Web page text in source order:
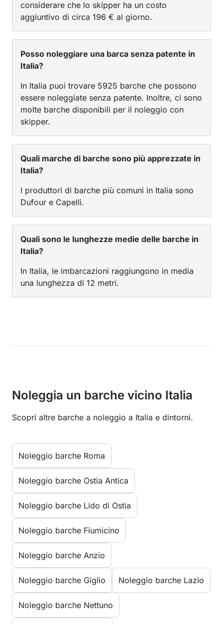
considerare che lo skipper ha un costo
aggiuntivo di circa 196 € al giorno.
Posso noleggiare una barca senza patente in
Italia?
In Italia puoi trovare 5925 barche che possono
essere noleggiate senza patente. Inoltre, ci sono
molte barche disponibili per il noleggio con
skipper.
Quali marche di barche sono più apprezzate in
Italia?
I produttori di barche più comuni in Italia sono
Dufour e Capelli.
Quali sono le lunghezze medie delle barche in
Italia?
In Italia, le imbarcazioni raggiungono in media
una lunghezza di 12 metri.
Noleggia un barche vicino Italia
Scopri altre barche a noleggio a Italia e dintorni.
Noleggio barche Roma
Noleggio barche Ostia Antica
Noleggio barche Lido di Ostia
Noleggio barche Fiumicino
Noleggio barche Anzio
Noleggio barche Giglio Noleggio barche Lazio
Noleggio barche Nettuno